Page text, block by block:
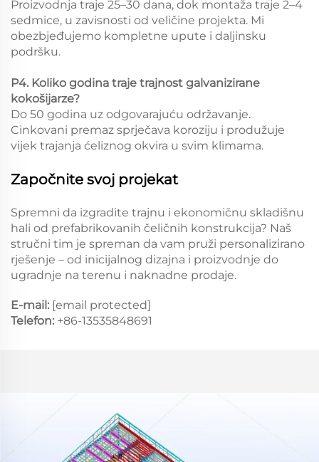
Proizvodnja traje 25–30 dana, dok montaža traje 2–4
sedmice, u zavisnosti od veličine projekta. Mi
obezbjeđujemo kompletne upute i daljinsku
podršku.
P4. Koliko godina traje trajnost galvanizirane
kokošijarze?
Do 50 godina uz odgovarajuću održavanje.
Cinkovani premaz sprječava koroziju i produžuje
vijek trajanja ćeliznog okvira u svim klimama.
Započnite svoj projekat
Spremni da izgradite trajnu i ekonomičnu skladišnu
hali od prefabrikovanih čeličnih konstrukcija? Naš
stručni tim je spreman da vam pruži personalizirano
rješenje – od inicijalnog dizajna i proizvodnje do
ugradnje na terenu i naknadne prodaje.
E-mail: [email protected]
Telefon: +86-13535848691